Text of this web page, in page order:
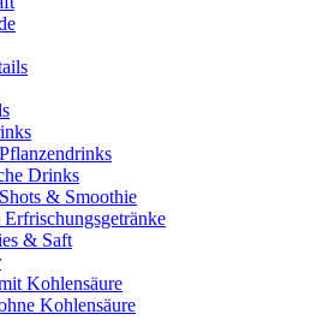
Drinks
& Smoothie
& Saft
Kohlensäure
Kohlensäure